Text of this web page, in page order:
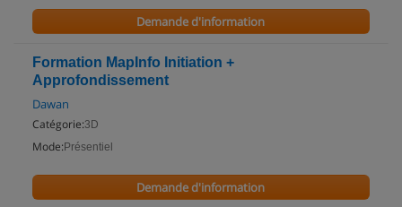
Demande d'information
Formation MapInfo Initiation +
Approfondissement
Dawan
Catégorie:3D
Mode: Présentiel
Demande d'information